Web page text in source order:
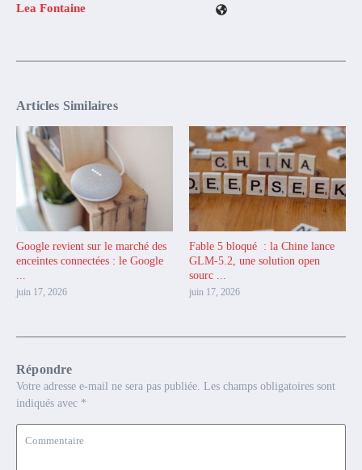
Lea Fontaine
Articles Similaires
Google revient sur le marché des
enceintes connectées : le Google
juin 17, 2026
Fable 5 bloqué : la Chine lance
GLM-5.2, une solution open
sourc ...
juin 17, 2026
Répondre
Votre adresse e-mail ne sera pas publiée. Les champs obligatoires sont
indiqués avec *